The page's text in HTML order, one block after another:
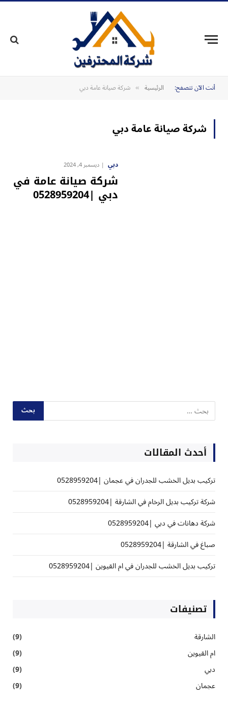
أنت الآن تتصفح: الرئيسية » شركة صيانة عامة دبي
شركة صيانة عامة دبي
دبي ديسمبر 4, 2024
شركة صيانة عامة في
دبي |0528959204
أحدث المقالات
تركيب بديل الخشب للجدران في عجمان |0528959204
شركة تركيب بديل الرخام في الشارقة |0528959204
شركة دهانات في دبي |0528959204
صباغ في الشارقة |0528959204
تركيب بديل الخشب للجدران في ام القيوين |0528959204
تصنيفات
الشارقة
(9)
ام القيوين
(9)
دبي
(9)
عجمان
(9)